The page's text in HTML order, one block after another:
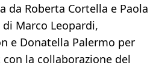
da Roberta Cortella e Paola
Marco Leopardi,
e Donatella Palermo per
la collaborazione del